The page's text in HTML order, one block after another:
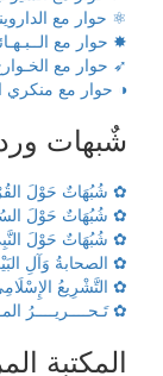
⚛ حوار مع
✸ حوار مع
➶ حوار مع
◑ حوار مع منكري
شٌبهات
✿ شُبُهَاتٌ حَوْلَ
✿ شُبُهَاتٌ حَوْلَ
✿ شُبُهَاتٌ حَوْلَ
✿ الصحابةُ وَآلِ
✿ التَّشْرِيعُ
✿ تَـحــــريــــرُ
المكتبة